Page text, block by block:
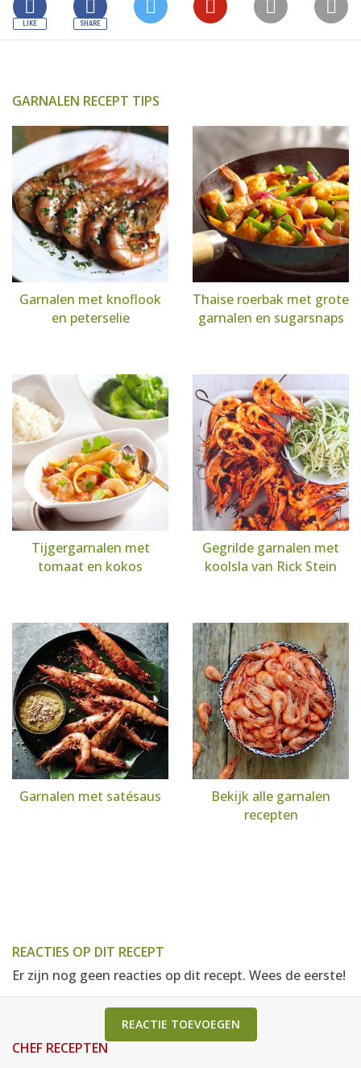
GARNALEN RECEPT TIPS
Garnalen met knoflook
en peterselie
Thaise roerbak met grote
garnalen en sugarsnaps
Tijgergarnalen met
tomaat en kokos
Gegrilde garnalen met
koolsla van Rick Stein
Garnalen met satésaus
Bekijk alle garnalen
recepten
REACTIES OP DIT RECEPT
Er zijn nog geen reacties op dit recept. Wees de eerste!
REACTIE TOEVOEGEN
CHEF RECEPTEN